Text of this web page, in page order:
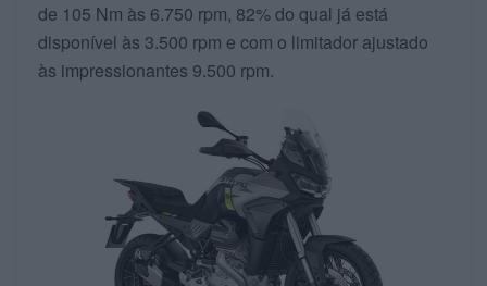
de 105 Nm às 6.750 rpm, 82% do qual já está
disponível às 3.500 rpm e com o limitador ajustado
às impressionantes 9.500 rpm.